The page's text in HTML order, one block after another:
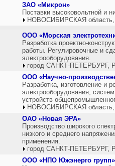
ЗАО «Микрон»
Поставки высоковольтной и
НОВОСИБИРСКАЯ область,
ООО «Морская
Разработка проектно-
работы. Регулировочные и
электрооборудования.
город САНКТ-ПЕТЕРБУРГ,
ООО «Научно-
Разработка, изготовление и
электрооборудования,
устройств
НОВОСИБИРСКАЯ область,
ОАО «Новая ЭРА»
Производство широкого
низкого и среднего
применения.
город САНКТ-ПЕТЕРБУРГ,
ООО «НПО Южэнерго групп»